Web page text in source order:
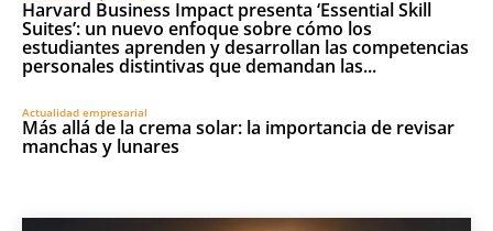
Harvard Business Impact presenta ‘Essential Skill
Suites’: un nuevo enfoque sobre cómo los
estudiantes aprenden y desarrollan las competencias
personales distintivas que demandan las...
Actualidad empresarial
Más allá de la crema solar: la importancia de revisar
manchas y lunares